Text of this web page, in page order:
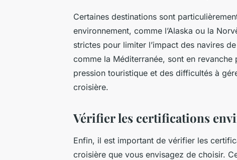
Certaines destinations sont
environnement, comme l’Alaska ou la
strictes pour limiter l’impact des navires
comme la Méditerranée, sont en
pression touristique et des difficultés à
croisière.
Vérifier les certifications
Enfin, il est important de vérifier les
croisière que vous envisagez de choisir.